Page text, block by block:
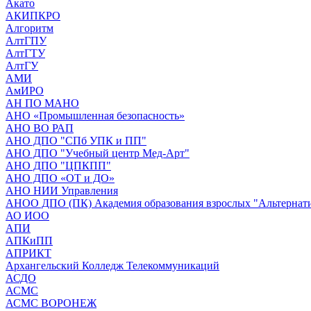
Акато
АКИПКРО
Алгоритм
АлтГПУ
АлтГТУ
АлтГУ
АМИ
АмИРО
АН ПО МАНО
АНО «Промышленная безопасность»
АНО ВО РАП
АНО ДПО "СПб УПК и ПП"
АНО ДПО "Учебный центр Мед-Арт"
АНО ДПО "ЦПКПП"
АНО ДПО «ОТ и ДО»
АНО НИИ Управления
АНОО ДПО (ПК) Академия образования взрослых
АО ИОО
АПИ
АПКиПП
АПРИКТ
Архангельский Колледж Телекоммуникаций
АСДО
АСМС
АСМС ВОРОНЕЖ